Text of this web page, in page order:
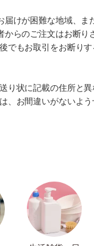
けが困難な地域、ま
らのご注文はお断
もお取引をお断り
状に記載の住所と
お間違いがないよう